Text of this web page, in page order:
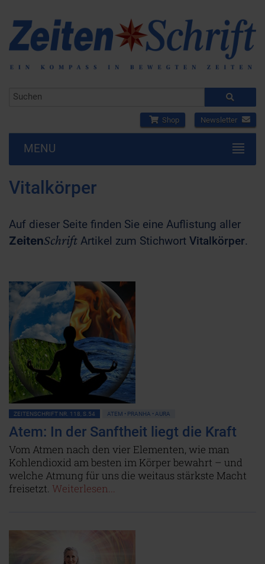
Shop Newsletter
MENU
Vitalkörper
Auf dieser Seite finden Sie eine Auflistung aller
ZeitenSchrift Artikel zum Stichwort Vitalkörper.
ZEITENSCHRIFT NR. 118, S.54 ATEM • PRANHA • AURA
Atem: In der Sanftheit liegt die Kraft
Vom Atmen nach den vier Elementen, wie man
Kohlendioxid am besten im Körper bewahrt – und
welche Atmung für uns die weitaus stärkste Macht
freisetzt. Weiterlesen...